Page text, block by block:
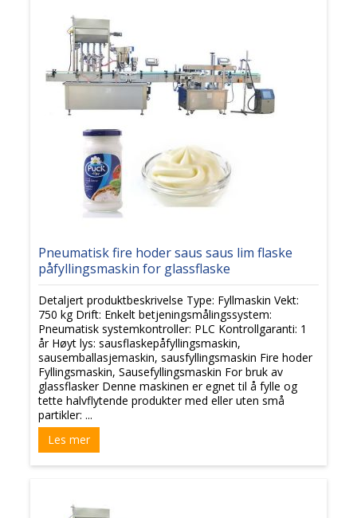
Pneumatisk fire hoder saus saus lim flaske
påfyllingsmaskin for glassflaske
Detaljert produktbeskrivelse Type: Fyllmaskin Vekt:
750 kg Drift: Enkelt betjeningsmålingssystem:
Pneumatisk systemkontroller: PLC Kontrollgaranti: 1
år Høyt lys: sausflaskepåfyllingsmaskin,
sausemballasjemaskin, sausfyllingsmaskin Fire hoder
Fyllingsmaskin, Sausefyllingsmaskin For bruk av
glassflasker Denne maskinen er egnet til å fylle og
tette halvflytende produkter med eller uten små
partikler: ...
Les mer